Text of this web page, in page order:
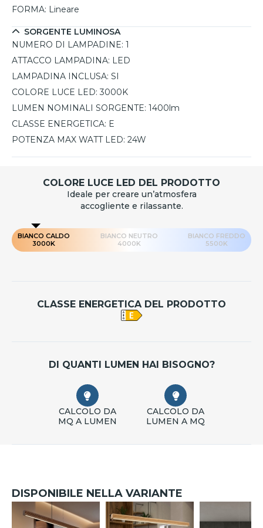
FORMA: Lineare
SORGENTE LUMINOSA
NUMERO DI LAMPADINE: 1
ATTACCO LAMPADINA: LED
LAMPADINA INCLUSA: SI
COLORE LUCE LED: 3000K
LUMEN NOMINALI SORGENTE: 1400lm
CLASSE ENERGETICA: E
POTENZA MAX WATT LED: 24W
COLORE LUCE LED DEL PRODOTTO
Ideale per creare un’atmosfera
accogliente e rilassante.
BIANCO CALDO
3000K
BIANCO NEUTRO
4000K
BIANCO FREDDO
5500K
CLASSE ENERGETICA DEL PRODOTTO
DI QUANTI LUMEN HAI BISOGNO?
CALCOLO DA
MQ A LUMEN
CALCOLO DA
LUMEN A MQ
DISPONIBILE NELLA VARIANTE